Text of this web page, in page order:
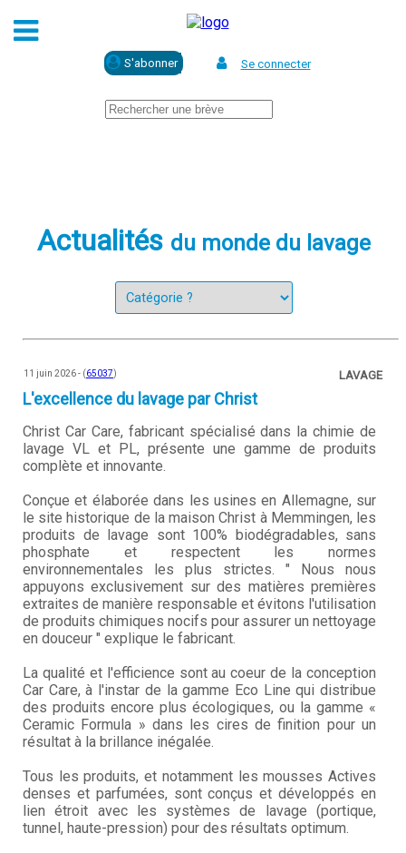
Se connecter
Actualités du monde du lavage
11 juin 2026 - (65037) LAVAGE
L'excellence du lavage par Christ
Christ Car Care, fabricant spécialisé dans la chimie de
lavage VL et PL, présente une gamme de produits
complète et innovante.
Conçue et élaborée dans les usines en Allemagne, sur
le site historique de la maison Christ à Memmingen, les
produits de lavage sont 100% biodégradables, sans
phosphate et respectent les normes
environnementales les plus strictes. " Nous nous
appuyons exclusivement sur des matières premières
extraites de manière responsable et évitons l'utilisation
de produits chimiques nocifs pour assurer un nettoyage
en douceur " explique le fabricant.
La qualité et l'efficience sont au coeur de la conception
Car Care, à l'instar de la gamme Eco Line qui distribue
des produits encore plus écologiques, ou la gamme «
Ceramic Formula » dans les cires de finition pour un
résultat à la brillance inégalée.
Tous les produits, et notamment les mousses Actives
denses et parfumées, sont conçus et développés en
lien étroit avec les systèmes de lavage (portique,
tunnel, haute-pression) pour des résultats optimum.